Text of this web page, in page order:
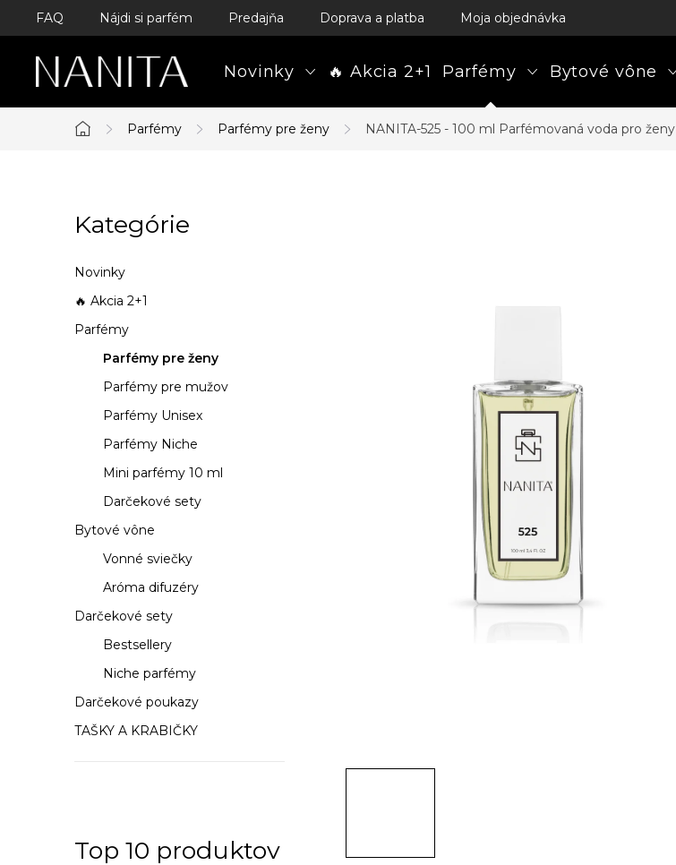
Prejsť
obsah
FAQ Nájdi si parfém Predajňa Doprava a platba Moja objednávka
Novinky 🔥 Akcia 2+1 Parfémy Bytové vône
Domov
Parfémy Parfémy pre ženy NANITA-525 - 100 ml Parfémovaná voda pro ženy
o
č
n
ý
l
Preskočiť
kategórie
Kategórie
Novinky
🔥 Akcia 2+1
Parfémy
Parfémy pre ženy
Parfémy pre mužov
Parfémy Unisex
Parfémy Niche
Mini parfémy 10 ml
Darčekové sety
Bytové vône
Vonné sviečky
Aróma difuzéry
Darčekové sety
Bestsellery
Niche parfémy
Darčekové poukazy
TAŠKY A KRABIČKY
Top 10 produktov